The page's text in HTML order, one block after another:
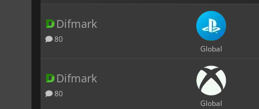
Difmark
80
Global
Difmark
80
Global